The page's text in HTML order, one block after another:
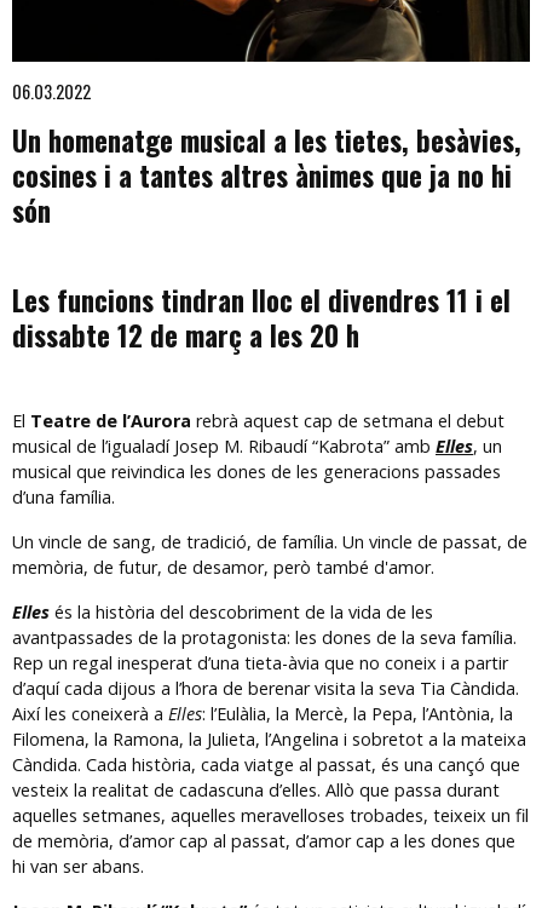
Diapositiva 1 de 1
06.03.2022
Un homenatge musical a les tietes, besàvies,
cosines i a tantes altres ànimes que ja no hi
són
Les funcions tindran lloc el divendres 11 i el
dissabte 12 de març a les 20 h
El Teatre de l’Aurora rebrà aquest cap de setmana el debut
musical de l’igualadí Josep M. Ribaudí “Kabrota” amb Elles, un
musical que reivindica les dones de les generacions passades
d’una família.
Un vincle de sang, de tradició, de família. Un vincle de passat, de
memòria, de futur, de desamor, però també d'amor.
Elles és la història del descobriment de la vida de les
avantpassades de la protagonista: les dones de la seva família.
Rep un regal inesperat d’una tieta-àvia que no coneix i a partir
d’aquí cada dijous a l’hora de berenar visita la seva Tia Càndida.
Així les coneixerà a Elles: l’Eulàlia, la Mercè, la Pepa, l’Antònia, la
Filomena, la Ramona, la Julieta, l’Angelina i sobretot a la mateixa
Càndida. Cada història, cada viatge al passat, és una cançó que
vesteix la realitat de cadascuna d’elles. Allò que passa durant
aquelles setmanes, aquelles meravelloses trobades, teixeix un fil
de memòria, d’amor cap al passat, d’amor cap a les dones que
hi van ser abans.